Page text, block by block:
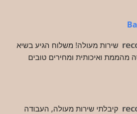
מהממת ואיכותית ומחירים טובים